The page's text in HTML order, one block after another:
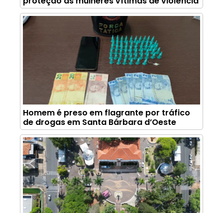
Homem é preso em flagrante por tráfico
de drogas em Santa Bárbara d’Oeste